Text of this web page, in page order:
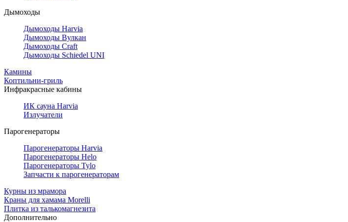
Дымоходы
Дымоходы Harvia
Дымоходы Вулкан
Дымоходы Craft
Дымоходы Schiedel UNI
Камины
Коптильни-гриль
Инфракрасные кабины
ИК сауна Harvia
Излучатели
Парогенераторы
Парогенераторы Harvia
Парогенераторы Helo
Парогенераторы Tylo
Запчасти к парогенераторам
Курны из мрамора
Краны для хамама Morelli
Плитка из талькомагнезита
Дополнительно